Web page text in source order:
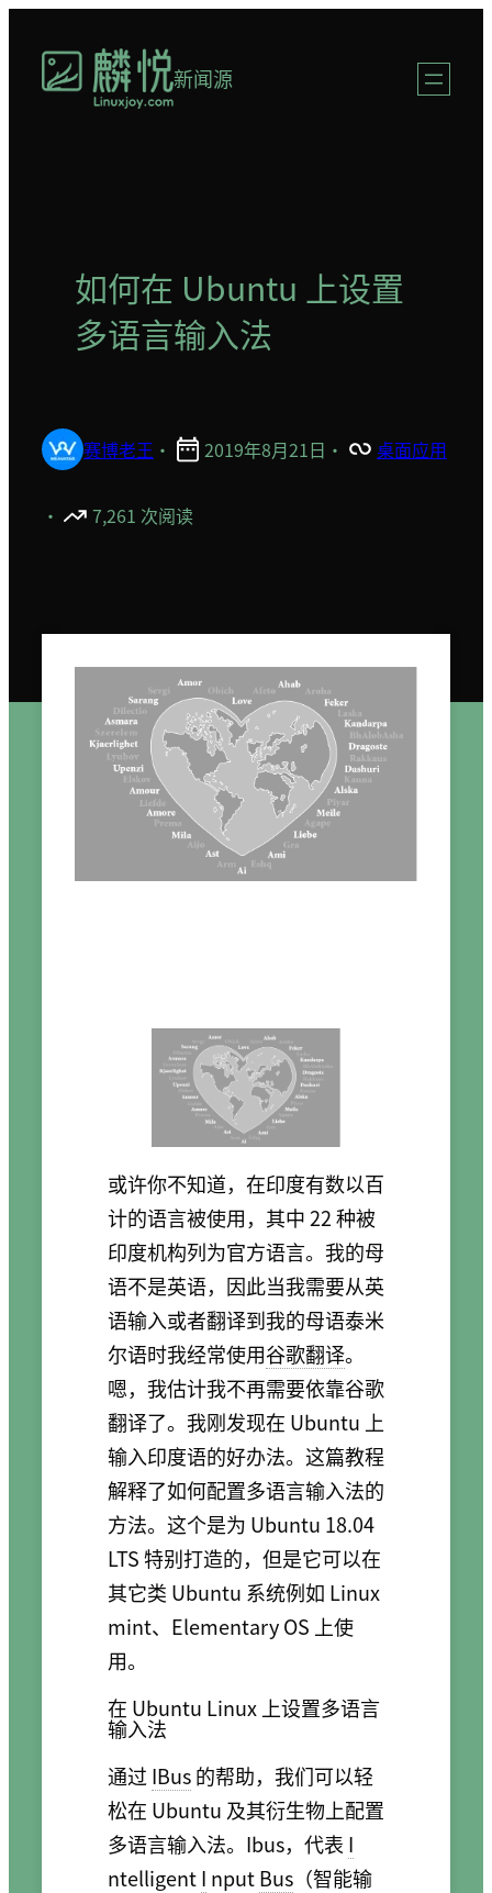
新闻源
如何在 Ubuntu 上设置
多语言输入法
赛博老王 · 2019年8月21日 · 桌面应用
· 7,261 次阅读
或许你不知道，在印度有数以百
计的语言被使用，其中 22 种被
印度机构列为官方语言。我的母
语不是英语，因此当我需要从英
语输入或者翻译到我的母语泰米
尔语时我经常使用谷歌翻译。
嗯，我估计我不再需要依靠谷歌
翻译了。我刚发现在 Ubuntu 上
输入印度语的好办法。这篇教程
解释了如何配置多语言输入法的
方法。这个是为 Ubuntu 18.04
LTS 特别打造的，但是它可以在
其它类 Ubuntu 系统例如 Linux
mint、Elementary OS 上使
用。
在 Ubuntu Linux 上设置多语言
输入法
通过 IBus的帮助，我们可以轻
松在 Ubuntu 及其衍生物上配置
多语言输入法。Ibus，代表 I
ntelligentI nputBus （智能输